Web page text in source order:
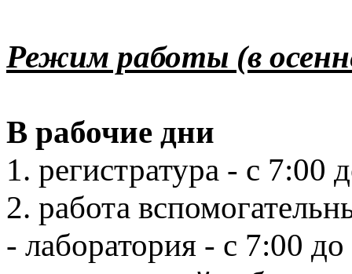
Режим работы (в
В рабочие дни
1. регистратура - с 7:00
2. работа
- лаборатория - с 7:00